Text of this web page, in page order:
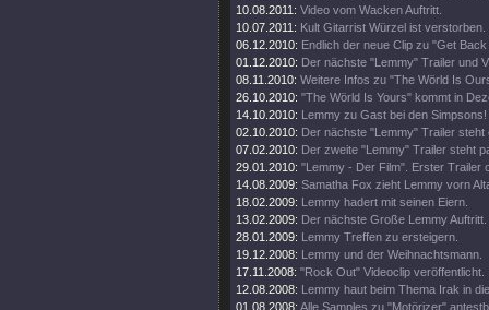
10.08.2011: Video vom Wacken Auftritt.
10.07.2011: Kult Gitarrist Würzel ist verstorben.
06.12.2010: Endlich der neue Clip zu "Get
01.12.2010: Der nächste "Lemmy" Trailer und
08.11.2010: Weitere Infos zu "The Wörld Is
26.10.2010: "The Wörld Is Yours" kommt in
14.10.2010: Lemmy zu Gast bei den Simpsons!
02.10.2010: Der nächste "Lemmy" Trailer steht
07.02.2010: Der zweite "Lemmy" Trailer steht
29.01.2010: "Lemmy - Der Film". Erster Trailer
14.08.2009: Samatha Fox zieht Lemmy vorn
18.02.2009: Lemmy hadert mit seinen Eiern.
13.02.2009: Der nächste Große Lemmy Auftritt.
28.01.2009: Lemmy Treffen zu ersteigern.
19.12.2008: Lemmy und der Weihnachtsmann.
17.11.2008: "Rock Out" Videoclip veröffentlicht.
12.08.2008: Lemmy haut beim Thema Irak in
01.08.2008: Alle Samples zu "Motörizer"